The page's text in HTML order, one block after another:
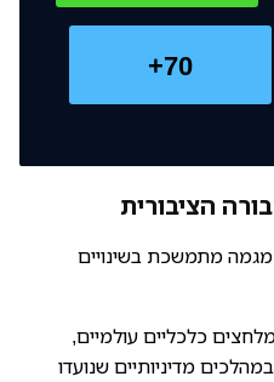
70+
הציבורית
מתמשכת בשינויים
כלכליים עולמיים,
מדיניותיים שנועדו